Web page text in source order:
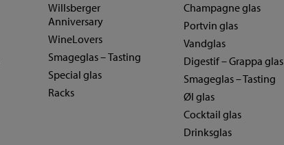
Willsberger
Anniversary
WineLovers
Smageglas – Tasting
Special glas
Racks
Champagne glas
Portvin glas
Vandglas
Digestif – Grappa glas
Smageglas – Tasting
Øl glas
Cocktail glas
Drinksglas